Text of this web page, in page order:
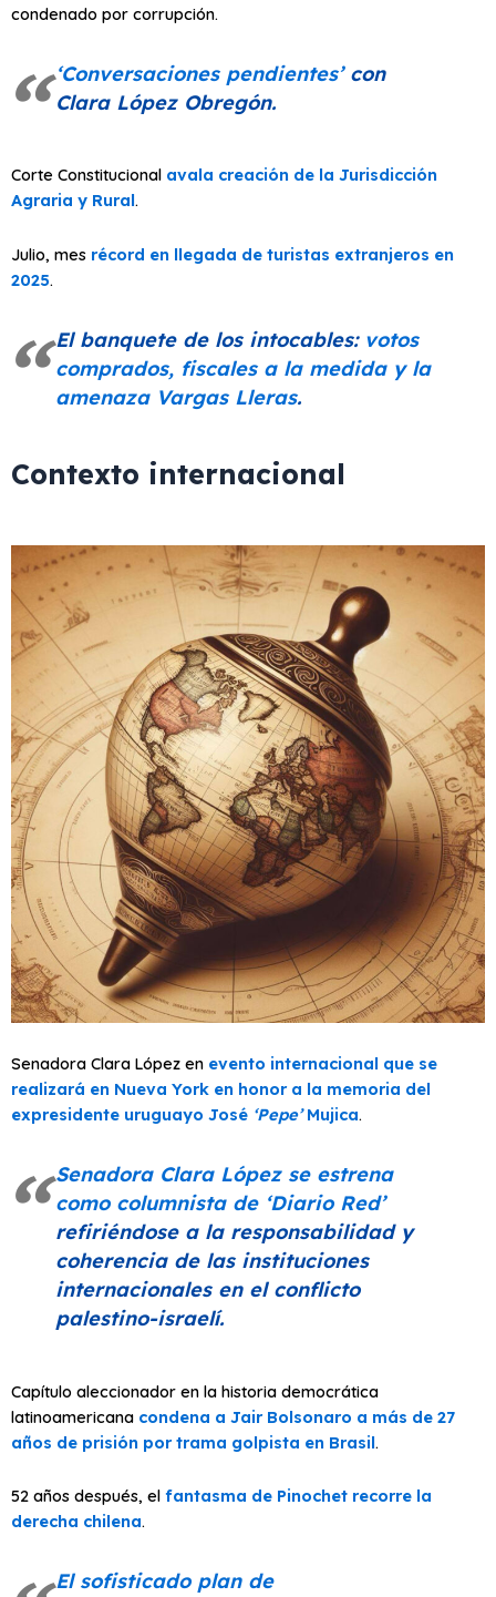
condenado por corrupción.
‘Conversaciones pendientes’con
Clara López Obregón.
Corte Constitucional avala creación de la Jurisdicción
Agraria y Rural.
Julio, mes récord en llegada de turistas extranjeros en
2025.
El banquete de los intocables: votos
comprados, fiscales a la medida y la
amenaza Vargas Lleras.
Contexto internacional
Senadora Clara López en evento internacional que se
realizará en Nueva York en honor a la memoria del
expresidente uruguayo José ‘Pepe’Mujica.
Senadora Clara López se estrena
como columnista de ‘Diario Red’
refiriéndose a la responsabilidad y
coherencia de las instituciones
internacionales en el conflicto
palestino-israelí.
Capítulo aleccionador en la historia democrática
latinoamericana condena a Jair Bolsonaro a más de 27
años de prisión por trama golpista en Brasil.
52 años después, el fantasma de Pinochet recorre la
derecha chilena.
El sofisticado plan de